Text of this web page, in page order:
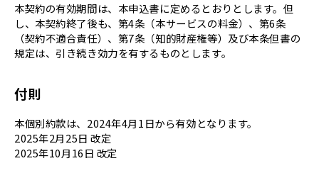
本契約の有効期間は、本申込書に定めるとおりとします。但
し、本契約終了後も、第4条（本サービスの料金）、第6条
（契約不適合責任）、第7条（知的財産権等）及び本条但書の
規定は、引き続き効力を有するものとします。
付則
本個別約款は、2024年4月1日から有効となります。
2025年2月25日 改定
2025年10月16日 改定